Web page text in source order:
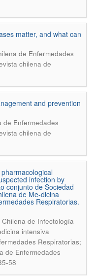
matter, and what can
de Enfermedades
chilena de
and prevention
de Enfermedades
chilena de
infection by
conjunto de Sociedad
de Me-dicina
Respiratorias.
de Infectología
intensiva
Respiratorias;
de Enfermedades
58